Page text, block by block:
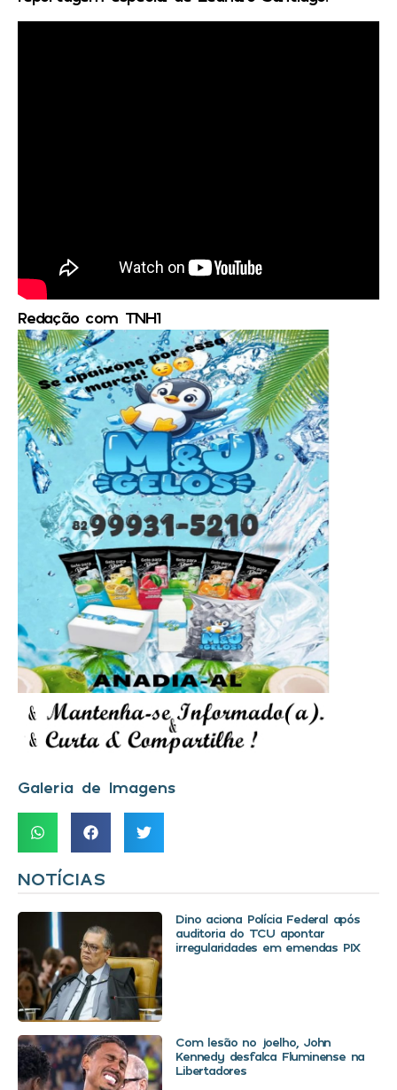
Redação com TNH1
Galeria de Imagens
NOTÍCIAS
Dino aciona Polícia Federal após
auditoria do TCU apontar
irregularidades em emendas PIX
Com lesão no joelho, John
Kennedy desfalca Fluminense na
Libertadores